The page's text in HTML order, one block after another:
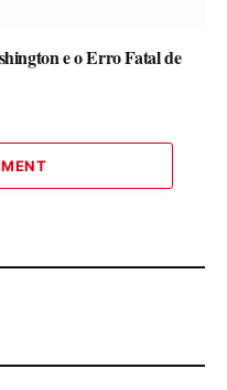
e o Erro Fatal de